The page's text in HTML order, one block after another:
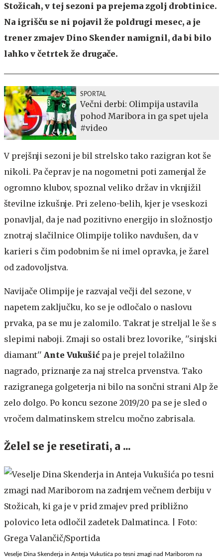
Stožicah, v tej sezoni pa prejema zgolj drobtinice.
Na igrišču se ni pojavil že poldrugi mesec, a je
trener zmajev Dino Skender namignil, da bi bilo
lahko v četrtek že drugače.
SPORTAL
Večni derbi: Olimpija ustavila
pohod Maribora in ga spet ujela
#video
V prejšnji sezoni je bil strelsko tako razigran kot še
nikoli. Pa čeprav je na nogometni poti zamenjal že
ogromno klubov, spoznal veliko držav in vknjižil
številne izkušnje. Pri zeleno-belih, kjer je vseskozi
ponavljal, da je nad pozitivno energijo in složnostjo
znotraj slačilnice Olimpije toliko navdušen, da v
karieri s čim podobnim še ni imel opravka, je žarel
od zadovoljstva.
Navijače Olimpije je razvajal večji del sezone, v
napetem zaključku, ko se je odločalo o naslovu
prvaka, pa se mu je zalomilo. Takrat je streljal le še s
slepimi naboji. Zmaji so ostali brez lovorike, ''sinjski
diamant'' Ante Vukušić pa je prejel tolažilno
nagrado, priznanje za naj strelca prvenstva. Tako
razigranega golgeterja ni bilo na sončni strani Alp že
zelo dolgo. Po koncu sezone 2019/20 pa se je sled o
vročem dalmatinskem strelcu močno zabrisala.
Želel se je resetirati, a ...
Veselje Dina Skenderja in Anteja Vukušića po tesni zmagi nad Mariborom na